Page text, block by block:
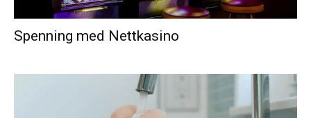
Spenning med Nettkasino